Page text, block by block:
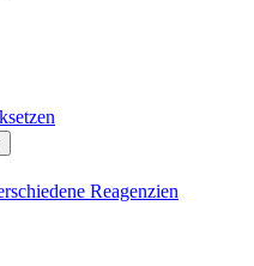
Reagenzien